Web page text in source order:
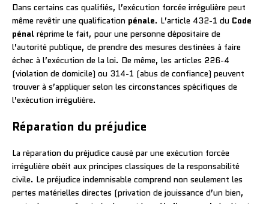
Dans certains cas qualifiés, l’exécution forcée irrégulière peut
même revêtir une qualification pénale. L’article 432-1 du Code
pénal réprime le fait, pour une personne dépositaire de
l’autorité publique, de prendre des mesures destinées à faire
échec à l’exécution de la loi. De même, les articles 226-4
(violation de domicile) ou 314-1 (abus de confiance) peuvent
trouver à s’appliquer selon les circonstances spécifiques de
l’exécution irrégulière.
Réparation du préjudice
La réparation du préjudice causé par une exécution forcée
irrégulière obéit aux principes classiques de la responsabilité
civile. Le préjudice indemnisable comprend non seulement les
pertes matérielles directes (privation de jouissance d’un bien,